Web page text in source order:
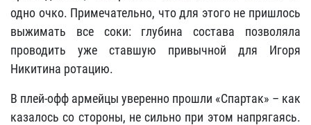
одно очко. Примечательно, что для этого не пришлось
выжимать все соки: глубина состава позволяла
проводить уже ставшую привычной для Игоря
Никитина ротацию.
В плей-офф армейцы уверенно прошли «Спартак» – как
казалось со стороны, не сильно при этом напрягаясь.